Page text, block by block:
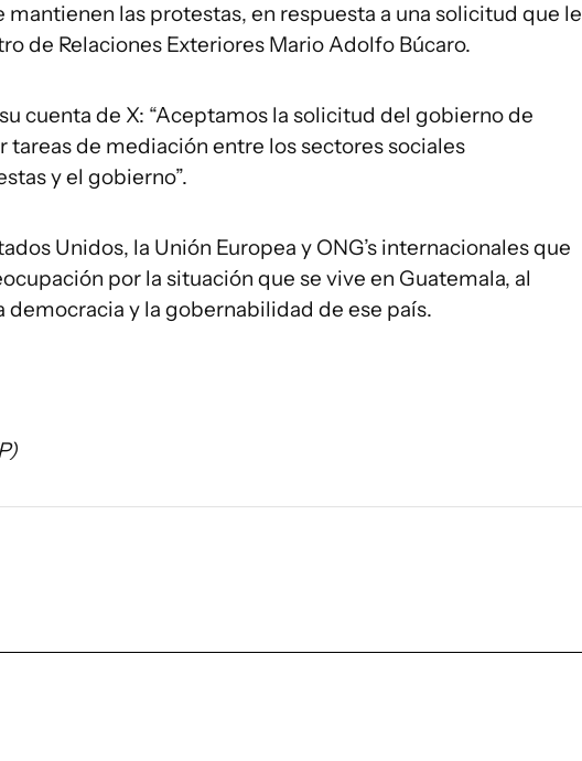
mantienen las protestas, en respuesta a una solicitud que le
de Relaciones Exteriores Mario Adolfo Búcaro.
cuenta de X: “Aceptamos la solicitud del gobierno de
tareas de mediación entre los sectores sociales
y el gobierno”.
Unidos, la Unión Europea y ONG’s internacionales que
por la situación que se vive en Guatemala, al
y la gobernabilidad de ese país.